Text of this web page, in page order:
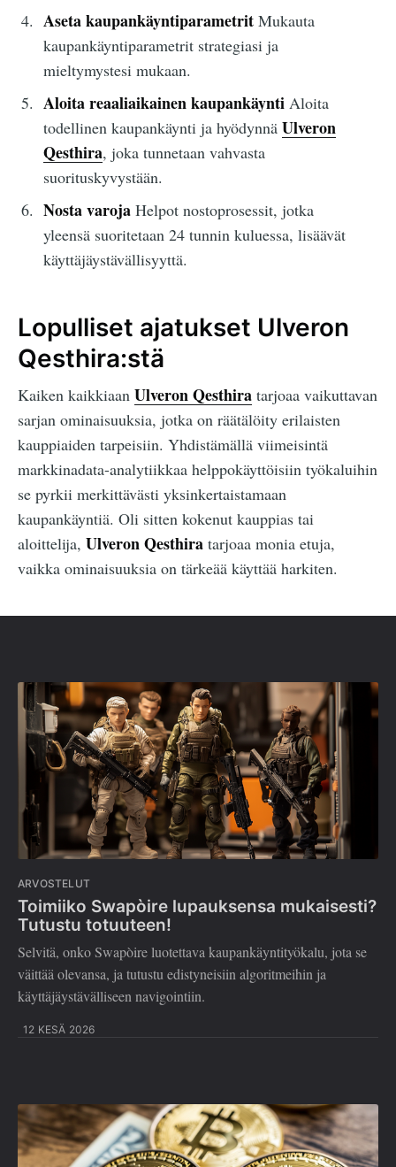
Aseta kaupankäyntiparametritMukauta
kaupankäyntiparametrit strategiasi ja
mieltymystesi mukaan.
Aloita reaaliaikainen kaupankäyntiAloita
todellinen kaupankäynti ja hyödynnä Ulveron
Qesthira, joka tunnetaan vahvasta
suorituskyvystään.
Nosta varojaHelpot nostoprosessit, jotka
yleensä suoritetaan 24 tunnin kuluessa, lisäävät
käyttäjäystävällisyyttä.
Lopulliset ajatukset Ulveron
Qesthira:stä
Kaiken kaikkiaan Ulveron Qesthira tarjoaa vaikuttavan
sarjan ominaisuuksia, jotka on räätälöity erilaisten
kauppiaiden tarpeisiin. Yhdistämällä viimeisintä
markkinadata-analytiikkaa helppokäyttöisiin työkaluihin
se pyrkii merkittävästi yksinkertaistamaan
kaupankäyntiä. Oli sitten kokenut kauppias tai
aloittelija, Ulveron Qesthira tarjoaa monia etuja,
vaikka ominaisuuksia on tärkeää käyttää harkiten.
ARVOSTELUT
Toimiiko Swapòire lupauksensa mukaisesti?
Tutustu totuuteen!
Selvitä, onko Swapòire luotettava kaupankäyntityökalu, jota se
väittää olevansa, ja tutustu edistyneisiin algoritmeihin ja
käyttäjäystävälliseen navigointiin.
12 KESÄ 2026